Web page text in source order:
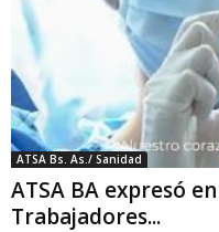
ATSA Bs. As./ Sanidad
ATSA BA expresó
Trabajadores...